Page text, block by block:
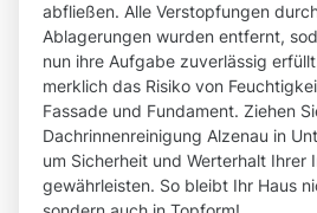
abfließen. Alle Verstopfungen
Ablagerungen wurden entfernt,
nun ihre Aufgabe zuverlässig
merklich das Risiko von
Fassade und Fundament. Ziehen
Dachrinnenreinigung Alzenau in
um Sicherheit und Werterhalt Ihrer
gewährleisten. So bleibt Ihr Haus